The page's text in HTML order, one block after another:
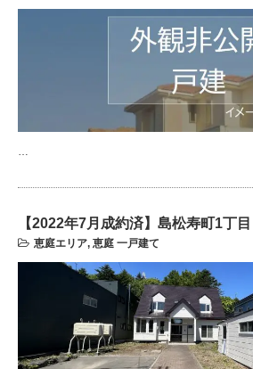
…
【2022年7月成約済】島松寿町1丁
恵庭エリア, 恵庭 一戸建て